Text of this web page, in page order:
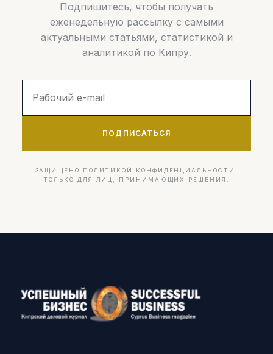
Подпишитесь, чтобы получать
еженедельную рассылку с самыми
актуальными статьями, статистикой и
аналитикой по Кипру.
ПОДПИСАТЬСЯ
ЗАЩИЩЕНО ПОЛИТИКОЙ КОНФИДЕНЦИАЛЬНОСТИ.
ТОЛЬКО ДЛЯ ЛИЦ, ПРИНИМАЮЩИХ РЕШЕНИЯ.